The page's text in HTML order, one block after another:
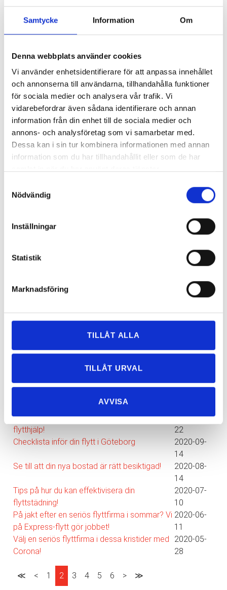
Samtycke Information Om
Denna webbplats använder cookies
Vi använder enhetsidentifierare för att anpassa innehållet
och annonserna till användarna, tillhandahålla funktioner
för sociala medier och analysera vår trafik. Vi
vidarebefordrar även sådana identifierare och annan
information från din enhet till de sociala medier och
annons- och analysföretag som vi samarbetar med.
Dessa kan i sin tur kombinera informationen med annan
information som du har tillhandahållit eller som de har
Nödvändig
Inställningar
Statistik
Marknadsföring
TILLÅT ALLA
TILLÅT URVAL
AVVISA
förekommer vid en flytt.
På Express-flytt erbjuder vi även försäkring till alla våra
kunder för att de ska kunna känna sig trygga
och lugna att alla deras möbler, inredning och annat
flyttgods tas hand om varsamt. Vi på Express-flytt är en
flyttfirma i Göteborg som gör det enkelt för dig att flytta.
priser och ett väl utfört arbete.
eller funderingar kring din flytt. Vi hjälper dig gärna och
ser till att du får ett kostnadsförslag. Vi flyttar i hela
Flyttstäd: Putsa fönster under vintertid?
2021-02-
12
Flytt 2021? Boka in flytthjälp redan nu!
15
Underlätta företagsflytten i höst med
flytthjälp!
2020-10-
22
Checklista inför din flytt i Göteborg
2020-09-
14
Se till att din nya bostad är rätt besiktigad!
2020-08-
14
Tips på hur du kan effektivisera din
flyttstädning!
2020-07-
10
På jakt efter en seriös flyttfirma i sommar? Vi
på Express-flytt gör jobbet!
2020-06-
11
Välj en seriös flyttfirma i dessa kristider med
Corona!
2020-05-
28
≪ < 1 2 3 4 5 6 > ≫